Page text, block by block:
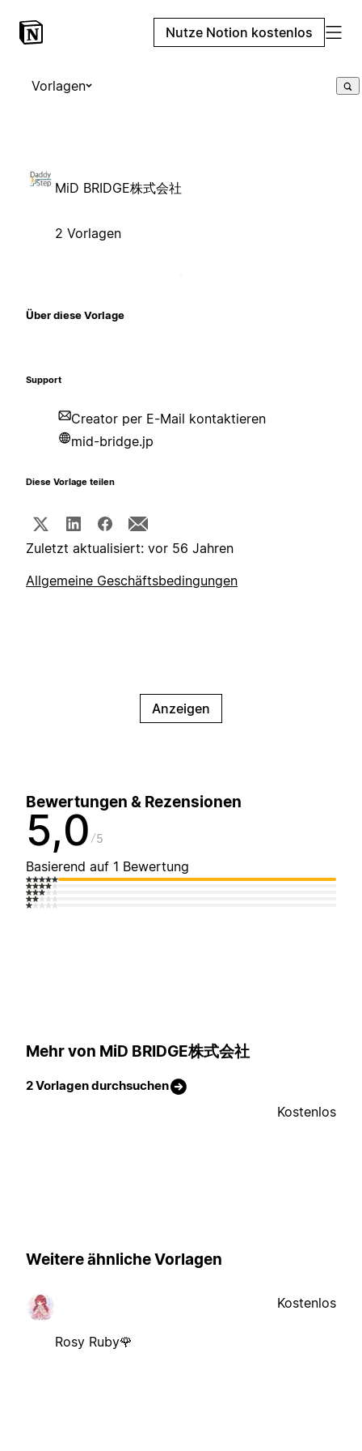
Nutze Notion kostenlos
Vorlagen
MiD BRIDGE株式会社
2 Vorlagen
Über diese Vorlage
Support
Creator per E-Mail kontaktieren
mid-bridge.jp
Diese Vorlage teilen
Zuletzt aktualisiert: vor 56 Jahren
Allgemeine Geschäftsbedingungen
Anzeigen
Bewertungen & Rezensionen
5,0 5
Basierend auf 1 Bewertung
Mehr von MiD BRIDGE株式会社
2 Vorlagen durchsuchen
Kostenlos
Weitere ähnliche Vorlagen
Rosy Ruby🌹
Kostenlos